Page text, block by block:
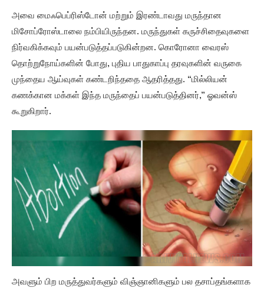
அவை மைஃபெப்ரிஸ்டோன் மற்றும் இரண்டாவது மருந்தான
மிசோப்ரோஸ்டாலை நம்பியிருந்தன. மருந்துகள் கருச்சிதைவுகளை
நிர்வகிக்கவும் பயன்படுத்தப்படுகின்றன. கொரோனா வைரஸ்
தொற்றுநோய்களின் போது, புதிய பாதுகாப்பு தரவுகளின் வருகை
முந்தைய ஆய்வுகள் கண்டறிந்ததை ஆதரித்தது. “மில்லியன்
கணக்கான மக்கள் இந்த மருந்தைப் பயன்படுத்தினர்,” ஓவன்ஸ்
கூறுகிறார்.
அவளும் பிற மருத்துவர்களும் விஞ்ஞானிகளும் பல தசாப்தங்களாக